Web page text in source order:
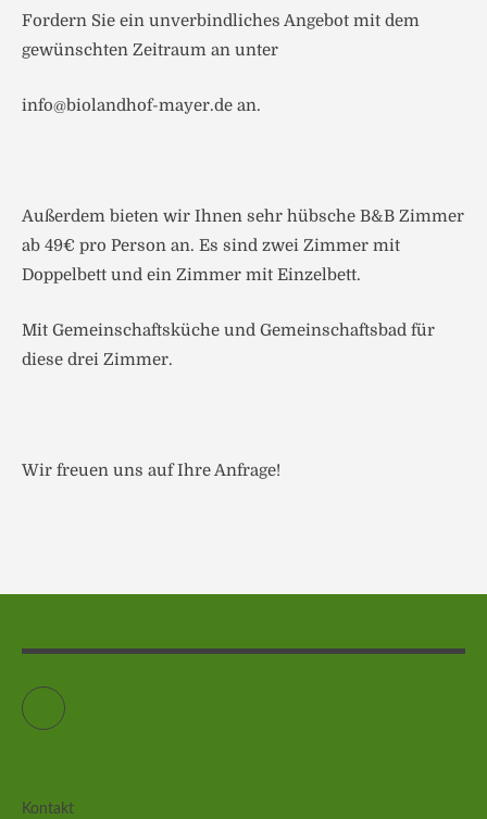
Fordern Sie ein unverbindliches Angebot mit dem
gewünschten Zeitraum an unter
info@biolandhof-mayer.de an.
Außerdem bieten wir Ihnen sehr hübsche B&B Zimmer
ab 49€ pro Person an. Es sind zwei Zimmer mit
Doppelbett und ein Zimmer mit Einzelbett.
Mit Gemeinschaftsküche und Gemeinschaftsbad für
diese drei Zimmer.
Wir freuen uns auf Ihre Anfrage!
Kontakt